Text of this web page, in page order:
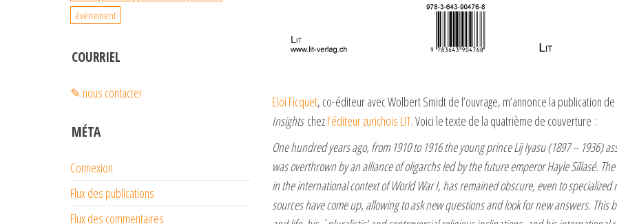
Eloi Ficquet, co-éditeur avec Wolbert Smidt de l’ouvrage, m’annonce la publication de
Insightschezl’éditeur zurichois LIT. Voici le texte de la quatrième de couverture :
One hundred years ago, from 1910 to 1916 the young prince Lïj Iyasu (1897 – 1936)
was overthrown by an alliance of oligarchs led by the future emperor Hayle Sïllasé.
in the international context of World War I, has remained obscure, even to
sources have come up, allowing to ask new questions and look for new answers. This
évènement
COURRIEL
✎ nous contacter
MÉTA
Connexion
Flux des publications
Flux des commentaires